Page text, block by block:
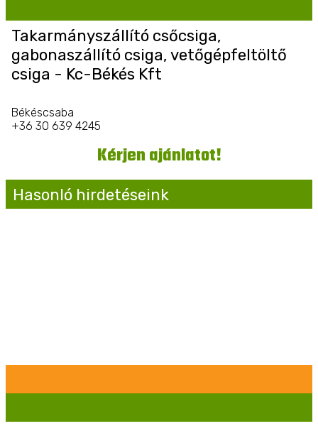
Takarmányszállító csőcsiga,
gabonaszállító csiga, vetőgépfeltöltő
csiga - Kc-Békés Kft
Békéscsaba
+36 30 639 4245
Kérjen ajánlatot!
Hasonló hirdetéseink